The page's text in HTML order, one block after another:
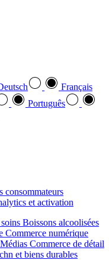
Français
Português
consommateurs
et activation
Boissons alcoolisées
Commerce numérique
Médias Commerce de détail
et biens durables